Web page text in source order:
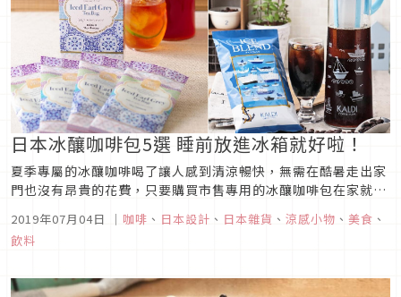
日本冰釀咖啡包5選 睡前放進冰箱就好啦！
夏季專屬的冰釀咖啡喝了讓人感到清涼暢快，無需在酷暑走出家
門也沒有昂貴的花費，只要購買市售專用的冰釀咖啡包在家就能
輕鬆地享受美好滋味，這次將為大家推薦5款在日本能夠買到且
包裝都很可愛的冰釀咖啡商品，喜愛咖啡的朋友可別忘了採購幾
包回家唷！KALDI •「Water Drip COFFEE」圖片來源使用
2019年07月04日 ｜ 咖啡 、 日本設計 、 日本雜貨 、 涼感小物 、 美食 、
飲料